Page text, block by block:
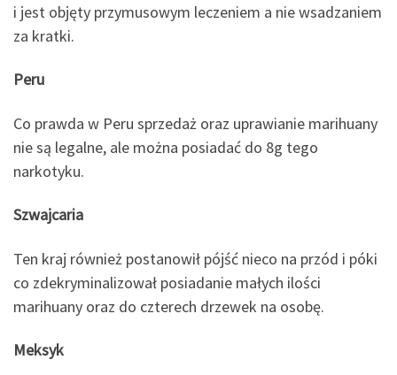
i jest objęty przymusowym leczeniem a nie wsadzaniem
za kratki.
Peru
Co prawda w Peru sprzedaż oraz uprawianie marihuany
nie są legalne, ale można posiadać do 8g tego
narkotyku.
Szwajcaria
Ten kraj również postanowił pójść nieco na przód i póki
co zdekryminalizował posiadanie małych ilości
marihuany oraz do czterech drzewek na osobę.
Meksyk